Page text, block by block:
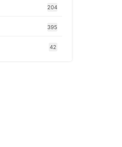
204
395
42